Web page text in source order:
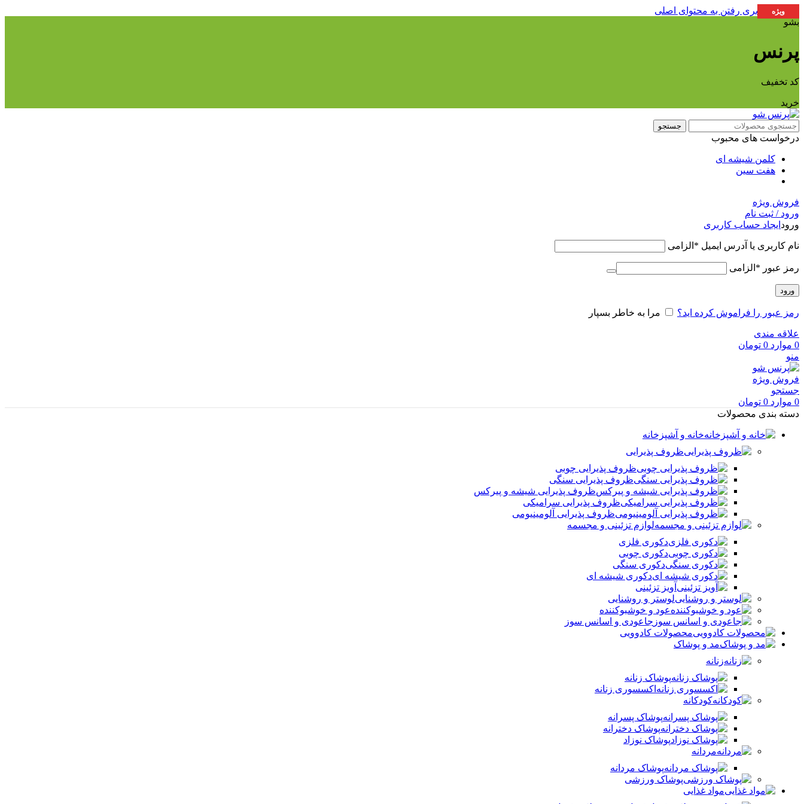
عبور به ناوبری رفتن به محتوای اصلی
بشو
پرنس
کد تخفیف
خرید
جستجو
درخواست های محبوب
کلمن شیشه ای
هفت سین
فروش ویژه
ورود / ثبت نام
ورود ایجاد حساب کاربری
نام کاربری یا آدرس ایمیل * الزامی
رمز عبور * الزامی
ورود
رمز عبور را فراموش کرده اید؟ مرا به خاطر بسپار
علاقه مندی
0 موارد 0 تومان
منو
فروش ویژه
جستجو
0 موارد 0 تومان
دسته بندی محصولات
خانه و آشپزخانه
ظروف پذیرایی
ظروف پذیرایی چوبی
ظروف پذیرایی سنگی
ظروف پذیرایی شیشه و پیرکس
ظروف پذیرایی سرامیکی
ظروف پذیرایی آلومینیومی
لوازم تزئینی و مجسمه
دکوری فلزی
دکوری چوبی
دکوری سنگی
دکوری شیشه ای
آویز تزئینی
لوستر و روشنایی
عود و خوشبوکننده
جاعودی و اسانس سوز
محصولات کادوویی
مد و پوشاک
زنانه
پوشاک زنانه
اکسسوری زنانه
کودکانه
پوشاک پسرانه
پوشاک دخترانه
پوشاک نوزاد
مردانه
پوشاک مردانه
پوشاک ورزشی
مواد غذایی
ویژه